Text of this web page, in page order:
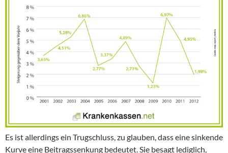
Es ist allerdings ein Trugschluss, zu glauben, dass eine sinkende
Kurve eine Beitragssenkung bedeutet. Sie besagt lediglich,